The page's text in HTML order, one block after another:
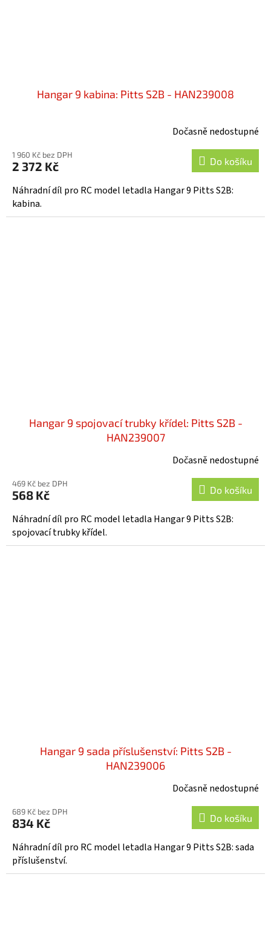
Hangar 9 kabina: Pitts S2B - HAN239008
Dočasně nedostupné
1 960 Kč bez DPH
2 372 Kč Do košíku
Náhradní díl pro RC model letadla Hangar 9 Pitts S2B:
kabina.
Hangar 9 spojovací trubky křídel: Pitts S2B -
HAN239007
Dočasně nedostupné
469 Kč bez DPH
568 Kč Do košíku
Náhradní díl pro RC model letadla Hangar 9 Pitts S2B:
spojovací trubky křídel.
Hangar 9 sada příslušenství: Pitts S2B -
HAN239006
Dočasně nedostupné
689 Kč bez DPH
834 Kč Do košíku
Náhradní díl pro RC model letadla Hangar 9 Pitts S2B: sada
příslušenství.